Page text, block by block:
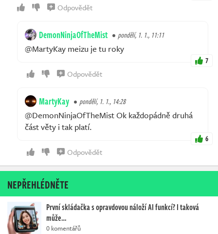
Odpovědět
DemonNinjaOfTheMist pondělí, 1. 1., 11:11
@MartyKay meizu je tu roky
7
Odpovědět
MartyKay pondělí, 1. 1., 14:28
@DemonNinjaOfTheMist Ok každopádně druhá
část věty i tak platí.
6
Odpovědět
NEPŘEHLÉDNĚTE
První skládačka s opravdovou náloží AI funkcí? I taková
může…
0 komentářů